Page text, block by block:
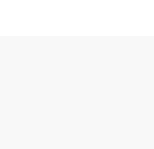
●筋力を付けた